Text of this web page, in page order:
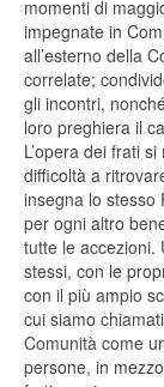
momenti di
impegnate in
all’esterno della
correlate;
gli incontri,
loro preghiera il
L’opera dei frati
difficoltà a
insegna lo stesso
per ogni altro
tutte le accezioni.
stessi, con le
con il più ampio
cui siamo
Comunità come
persone, in